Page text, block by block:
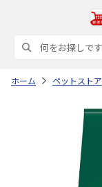
ホーム ペットストア